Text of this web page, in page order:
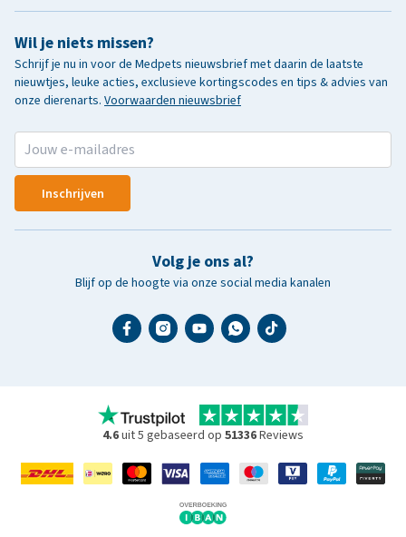
Wil je niets missen?
Schrijf je nu in voor de Medpets nieuwsbrief met daarin de laatste
nieuwtjes, leuke acties, exclusieve kortingscodes en tips & advies van
onze dierenarts. Voorwaarden nieuwsbrief
Inschrijven
Volg je ons al?
Blijf op de hoogte via onze social media kanalen
4.6uit 5 gebaseerd op 51336Reviews